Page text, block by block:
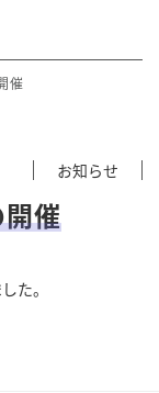
催
お知らせ
開催
た。